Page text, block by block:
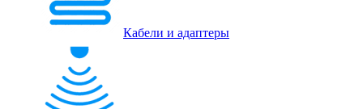
Кабели и адаптеры